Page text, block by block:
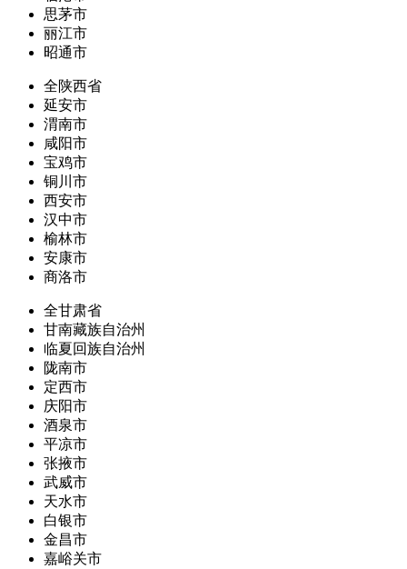
思茅市
丽江市
昭通市
全陕西省
延安市
渭南市
咸阳市
宝鸡市
铜川市
西安市
汉中市
榆林市
安康市
商洛市
全甘肃省
甘南藏族自治州
临夏回族自治州
陇南市
定西市
庆阳市
酒泉市
平凉市
张掖市
武威市
天水市
白银市
金昌市
嘉峪关市